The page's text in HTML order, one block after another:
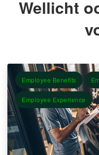
Wellicht
Employee Benefits
Employee Experience